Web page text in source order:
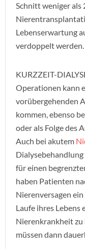
Schnitt weniger als
Lebenserwartung
verdoppelt werden.
KURZZEIT-
Operationen kann
vorübergehenden
kommen, ebenso
oder als Folge des
Auch bei akutem
für einen
haben Patienten
Nierenversagen
Laufe ihres Lebens
Nierenkrankheit zu
müssen dann